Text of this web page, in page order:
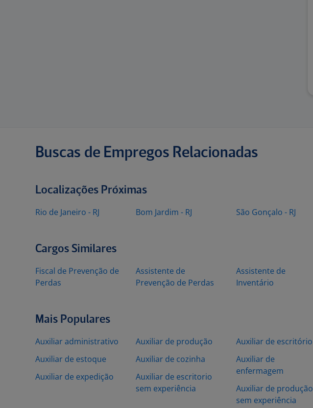
Buscas de Empregos Relacionadas
Localizações Próximas
Rio de Janeiro - RJ Bom Jardim - RJ São Gonçalo - RJ
Cargos Similares
Fiscal de Prevenção de
Perdas
Assistente de
Prevenção de Perdas
Assistente de
Inventário
Mais Populares
Auxiliar administrativo
Auxiliar de estoque
Auxiliar de expedição
Auxiliar de produção
Auxiliar de cozinha
Auxiliar de escritorio
sem experiência
Auxiliar de escritório
Auxiliar de
enfermagem
Auxiliar de produção
sem experiência